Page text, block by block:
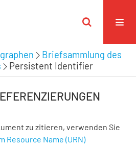
Briefsammlung des
Persistent Identifier
zu zitieren, verwenden Sie
Resource Name (URN)